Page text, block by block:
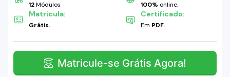
12Módulos 100% online.
Matricula:
Grátis.
Certificado:
Em PDF.
Matricule-se Grátis Agora!